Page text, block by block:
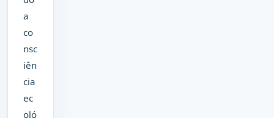
a
co
nsc
iên
cia
ec
oló